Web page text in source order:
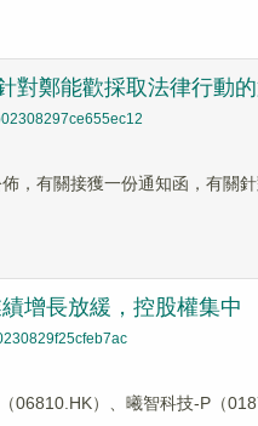
對鄭能歡採取法律行動
，有關接獲一份通知函，有關
增長放緩，控股權集中
06810.HK）、曦智科技-P（